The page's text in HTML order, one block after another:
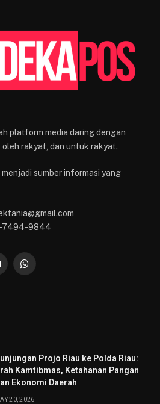
platform media daring dengan
rakyat, dan untuk rakyat.
sumber informasi yang
7494-9844
WhatsApp
Projo Riau ke Polda Riau:
Kamtibmas, Ketahanan Pangan
Ekonomi Daerah
20, 2026